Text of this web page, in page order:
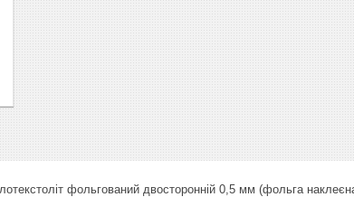
фольгований двосторонній 0,5 мм (фольга